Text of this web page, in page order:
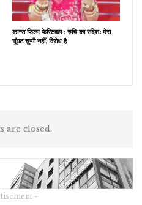
कान्स फिल्म फेस्टिवल : रुचि का संदेशः मेरा
घूंघट चुप्पी नहीं, विरोध है
are closed.
-